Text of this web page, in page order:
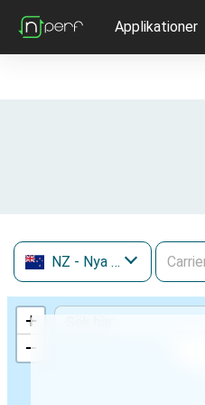
Applikationer
NZ - Nya Zeeland
+
−